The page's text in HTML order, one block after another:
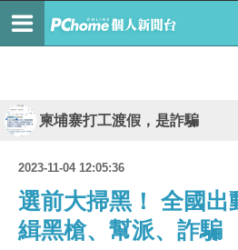
柬埔寨打工渡假，是詐騙
2023-11-04 12:05:36
選前大掃黑！ 全國出
緝黑槍、幫派、詐騙